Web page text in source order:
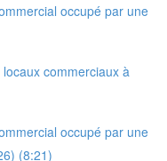
occupé par une
commerciaux à
occupé par une
(8:21)